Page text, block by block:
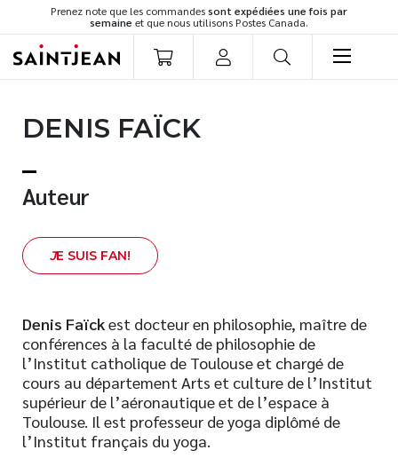
Prenez note que les commandessont expédiées une fois par
semaine et que nous utilisons Postes Canada.
Romans
Développement personnel
Spiritualité
Famille
Témoignages
Vie pratique
Finances
Nouveautés
Numérique
DENIS FAÏCK
Auteur
JE SUIS FAN!
Denis Faïckest docteur en philosophie, maître de
conférences à la faculté de philosophie de
l’Institut catholique de Toulouse et chargé de
cours au département Arts et culture de l’Institut
supérieur de l’aéronautique et de l’espace à
Toulouse. Il est professeur de yoga diplômé de
l’Institut français du yoga.